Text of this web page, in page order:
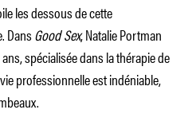
les dessous de cette
DansGood Sex, Natalie Portman
spécialisée dans la thérapie de
professionnelle est indéniable,